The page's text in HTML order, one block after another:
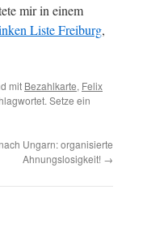
mir in einem
Liste Freiburg,
mit Bezahlkarte, Felix
Setze ein
Ungarn: organisierte
Ahnungslosigkeit! →